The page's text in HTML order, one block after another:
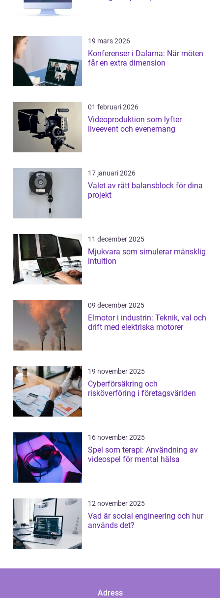
19 mars 2026
Konferenser i Dalarna: När möten
får en extra dimension
01 februari 2026
Videoproduktion som lyfter
liveevent och evenemang
17 januari 2026
Valet av rätt balansblock för dina
projekt
11 december 2025
Mjukvara som simulerar mänsklig
intuition
09 december 2025
Elmotor i industrin: Teknik, val och
drift med elektriska motorer
19 november 2025
Cyberförsäkring och
risköverföring i företagsvärlden
16 november 2025
Spel som terapi: Användning av
videospel för mental hälsa
12 november 2025
Vad är social engineering och hur
används det?
Adress